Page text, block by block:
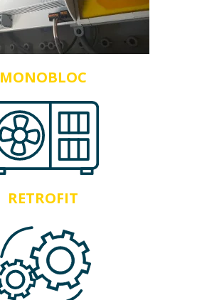
MONOBLOC
RETROFIT